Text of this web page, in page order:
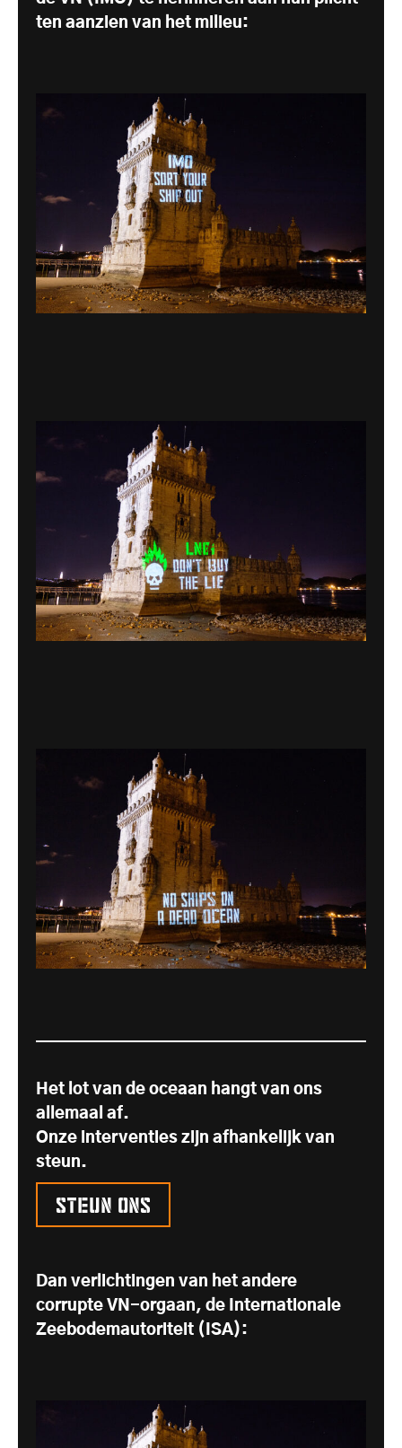
ten aanzien van het milieu:
Het lot van de oceaan hangt van ons
allemaal af.
Onze interventies zijn afhankelijk van
steun.
Steun ons
Dan verlichtingen van het andere
corrupte VN-orgaan, de Internationale
Zeebodemautoriteit (ISA):